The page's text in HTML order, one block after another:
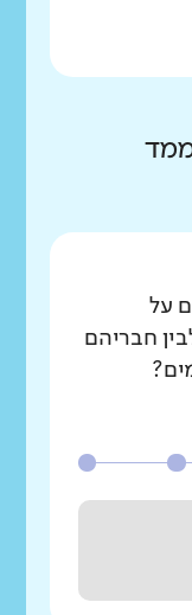
על
חבריהם